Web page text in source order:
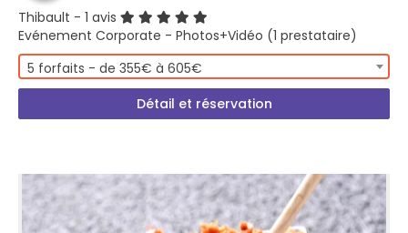
Thibault - 1 avis
Evénement Corporate - Photos+Vidéo (1 prestataire)
5 forfaits - de 355€ à 605€
Détail et réservation